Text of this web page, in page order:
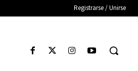
Registrarse / Unirse